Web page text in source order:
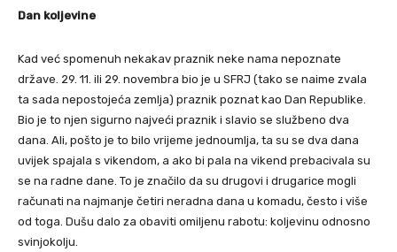
Dan koljevine
Kad već spomenuh nekakav praznik neke nama nepoznate
države. 29. 11. ili 29. novembra bio je u SFRJ (tako se naime zvala
ta sada nepostojeća zemlja) praznik poznat kao Dan Republike.
Bio je to njen sigurno najveći praznik i slavio se službeno dva
dana. Ali, pošto je to bilo vrijeme jednoumlja, ta su se dva dana
uvijek spajala s vikendom, a ako bi pala na vikend prebacivala su
se na radne dane. To je značilo da su drugovi i drugarice mogli
računati na najmanje četiri neradna dana u komadu, često i više
od toga. Dušu dalo za obaviti omiljenu rabotu: koljevinu odnosno
svinjokolju.